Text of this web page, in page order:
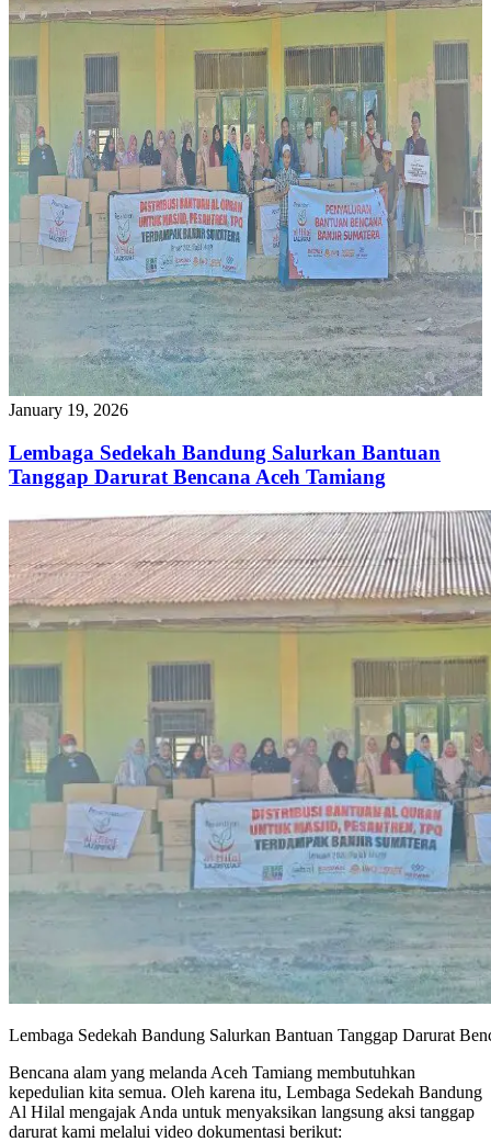
January 19, 2026
Lembaga Sedekah Bandung Salurkan Bantuan
Tanggap Darurat Bencana Aceh Tamiang
Lembaga Sedekah Bandung Salurkan Bantuan Tanggap Darurat
Bencana alam yang melanda Aceh Tamiang membutuhkan
kepedulian kita semua. Oleh karena itu, Lembaga Sedekah Bandung
Al Hilal mengajak Anda untuk menyaksikan langsung aksi tanggap
darurat kami melalui video dokumentasi berikut: